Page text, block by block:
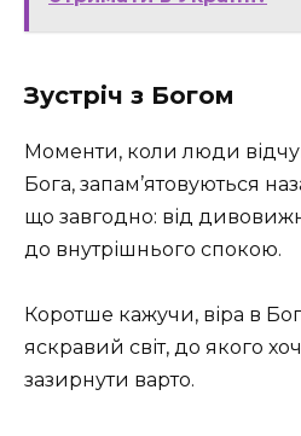
Зустріч з Богом
Моменти, коли люди
Бога, запам’ятовуються
що завгодно: від
до внутрішнього спокою.
Коротше кажучи, віра в
яскравий світ, до якого
зазирнути варто.